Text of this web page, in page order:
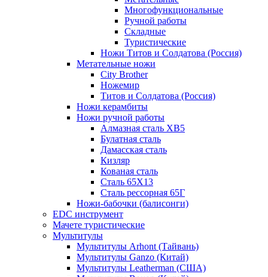
Многофункциональные
Ручной работы
Складные
Туристические
Ножи Титов и Солдатова (Россия)
Метательные ножи
City Brother
Ножемир
Титов и Солдатова (Россия)
Ножи керамбиты
Ножи ручной работы
Алмазная сталь ХВ5
Булатная сталь
Дамасская сталь
Кизляр
Кованая сталь
Сталь 65Х13
Сталь рессорная 65Г
Ножи-бабочки (балисонги)
EDC инструмент
Мачете туристические
Мультитулы
Мультитулы Arhont (Тайвань)
Мультитулы Ganzo (Китай)
Мультитулы Leatherman (США)